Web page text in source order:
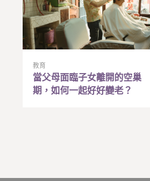
教育
當父母面臨子女離開的空巢
期，如何一起好好變老？